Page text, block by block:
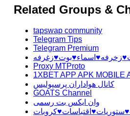
Related Groups &
tapswap community
Telegram Tips
Telegram Premium
Proxy MTProto
1XBET APP APK MOBILE
کانال هواداران پرسپولیس
GOATS Channel
وان ایکس بت رسمی